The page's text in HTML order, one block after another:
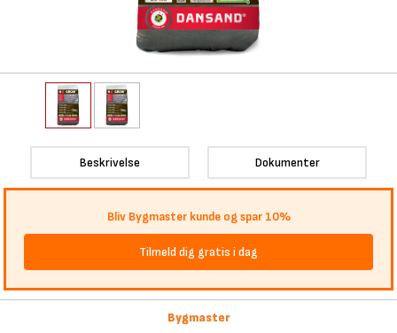
Beskrivelse Dokumenter
Bliv Bygmaster kunde og spar 10%
Tilmeld dig gratis i dag
Bygmaster